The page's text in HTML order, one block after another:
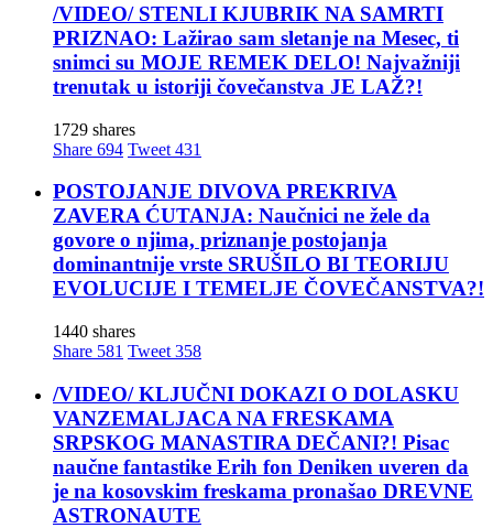
/VIDEO/ STENLI KJUBRIK NA SAMRTI
PRIZNAO: Lažirao sam sletanje na Mesec, ti
snimci su MOJE REMEK DELO! Najvažniji
trenutak u istoriji čovečanstva JE LAŽ?!
1729 shares
Share 694 Tweet 431
POSTOJANJE DIVOVA PREKRIVA
ZAVERA ĆUTANJA: Naučnici ne žele da
govore o njima, priznanje postojanja
dominantnije vrste SRUŠILO BI TEORIJU
EVOLUCIJE I TEMELJE ČOVEČANSTVA?!
1440 shares
Share 581 Tweet 358
/VIDEO/ KLJUČNI DOKAZI O DOLASKU
VANZEMALJACA NA FRESKAMA
SRPSKOG MANASTIRA DEČANI?! Pisac
naučne fantastike Erih fon Deniken uveren da
je na kosovskim freskama pronašao DREVNE
ASTRONAUTE